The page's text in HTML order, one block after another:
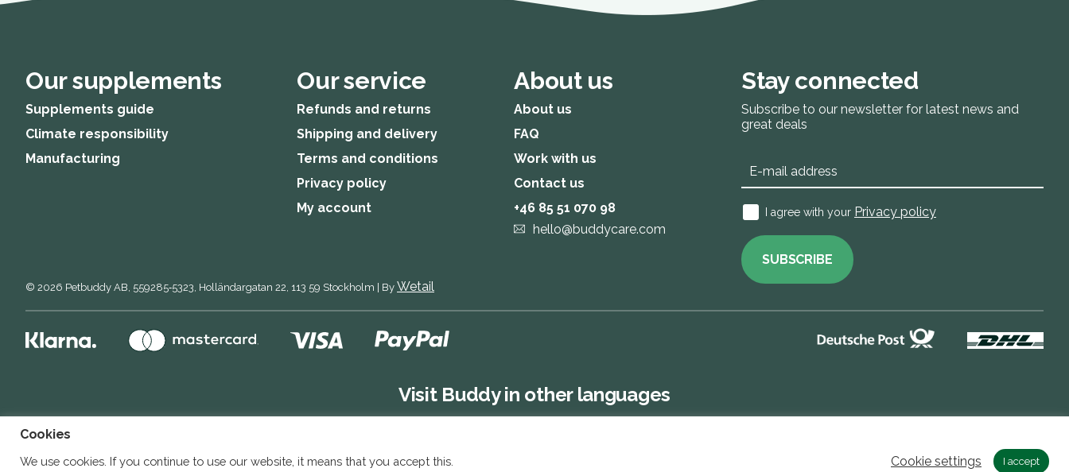
Our supplements
Supplements guide
Climate responsibility
Manufacturing
Our service
Refunds and returns
Shipping and delivery
Terms and conditions
Privacy policy
My account
About us
About us
FAQ
Work with us
Contact us
+46 85 51 070 98
hello@buddycare.com
Stay connected
Subscribe to our newsletter for latest news and
great deals
I agree with your Privacy policy
SUBSCRIBE
© 2026 Petbuddy AB, 559285‑5323, Holländargatan 22, 113 59 Stockholm By Wetail
Visit Buddy in other languages
Buddy DE Buddycare DE
Cookies
We use cookies. If you continue to use our website, it means that you accept this. Cookie settings I accept